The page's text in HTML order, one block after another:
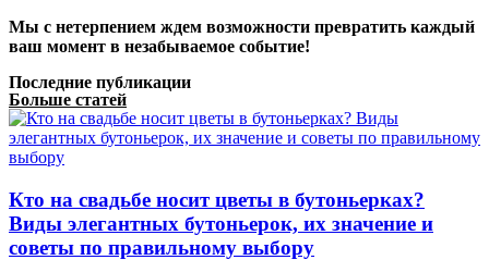
Мы с нетерпением ждем возможности превратить каждый
ваш момент в незабываемое событие!
Последние публикации
Больше статей
Кто на свадьбе носит цветы в бутоньерках?
Виды элегантных бутоньерок, их значение и
советы по правильному выбору